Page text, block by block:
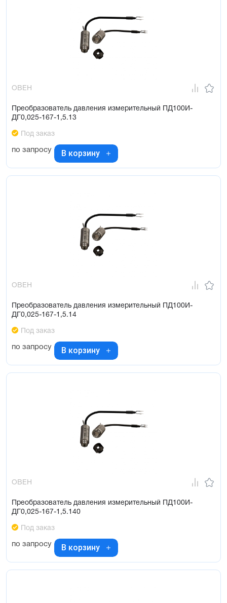
ОВЕН
Преобразователь давления измерительный ПД100И-
ДГ0,025-167-1,5.13
Под заказ
по запросу В корзину
ОВЕН
Преобразователь давления измерительный ПД100И-
ДГ0,025-167-1,5.14
Под заказ
по запросу В корзину
ОВЕН
Преобразователь давления измерительный ПД100И-
ДГ0,025-167-1,5.140
Под заказ
по запросу В корзину